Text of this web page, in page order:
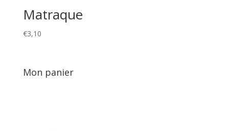
Matraque
€3,10
Mon panier